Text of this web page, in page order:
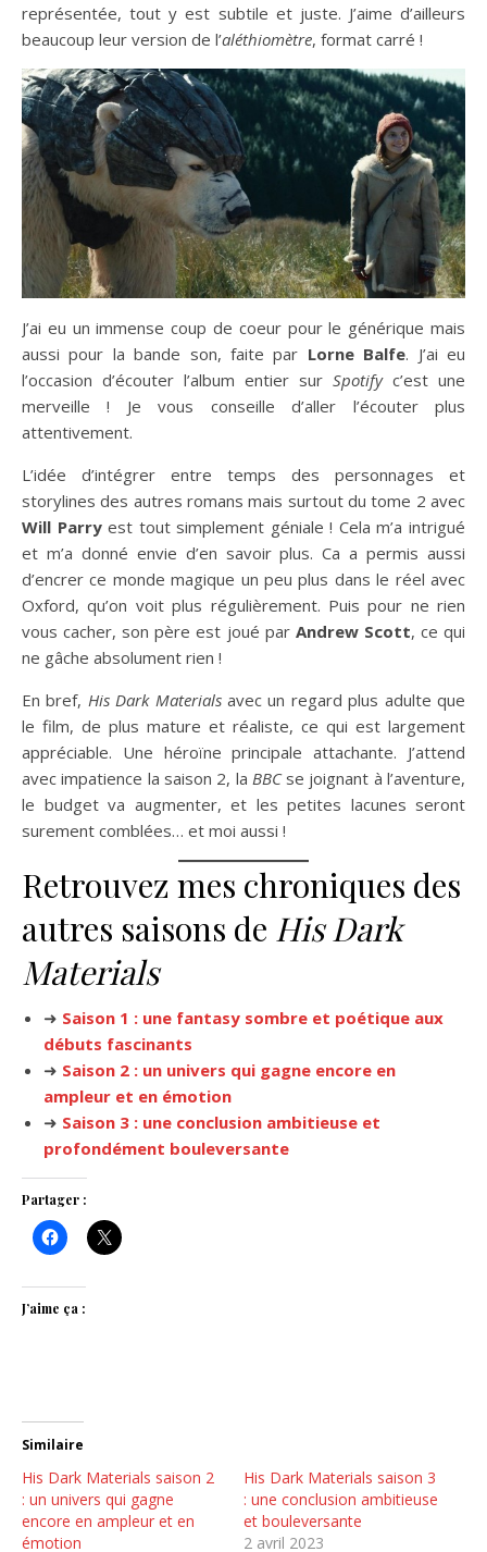
représentée, tout y est subtile et juste. J’aime d’ailleurs
beaucoup leur version de l’aléthiomètre, format carré !
J’ai eu un immense coup de coeur pour le générique mais
aussi pour la bande son, faite par Lorne Balfe. J’ai eu
l’occasion d’écouter l’album entier sur Spotifyc’est une
merveille ! Je vous conseille d’aller l’écouter plus
attentivement.
L’idée d’intégrer entre temps des personnages et
storylines des autres romans mais surtout du tome 2 avec
Will Parryest tout simplement géniale ! Cela m’a intrigué
et m’a donné envie d’en savoir plus. Ca a permis aussi
d’encrer ce monde magique un peu plus dans le réel avec
Oxford, qu’on voit plus régulièrement. Puis pour ne rien
vous cacher, son père est joué par Andrew Scott, ce qui
ne gâche absolument rien !
En bref, His Dark Materialsavec un regard plus adulte que
le film, de plus mature et réaliste, ce qui est largement
appréciable. Une héroïne principale attachante. J’attend
avec impatience la saison 2, la BBCse joignant à l’aventure,
le budget va augmenter, et les petites lacunes seront
surement comblées… et moi aussi !
Retrouvez mes chroniques des
autres saisons de His Dark
Materials
➜ Saison 1 : une fantasy sombre et poétique aux
débuts fascinants
➜ Saison 2 : un univers qui gagne encore en
ampleur et en émotion
➜ Saison 3 : une conclusion ambitieuse et
profondément bouleversante
Partager :
J’aime ça :
Similaire
His Dark Materials saison 2
: un univers qui gagne
encore en ampleur et en
émotion
His Dark Materials saison 3
: une conclusion ambitieuse
et bouleversante
2 avril 2023